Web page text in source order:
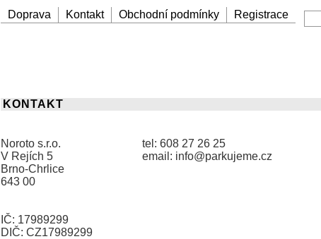
Doprava Kontakt Obchodní podmínky Registrace
KONTAKT
Noroto s.r.o.
V Rejích 5
Brno-Chrlice
643 00
tel: 608 27 26 25
email: info@parkujeme.cz
IČ: 17989299
DIČ: CZ17989299